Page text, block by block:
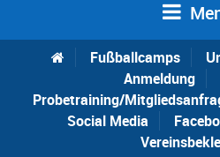
Fußballcamps
Anmeldung
Probetraining/
Social Media